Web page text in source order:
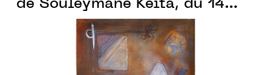
de Souleymane Keïta, du 14
décembre 2023 au 27 janvier